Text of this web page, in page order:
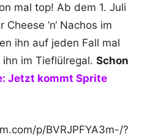
mal top! Ab dem 1. Juli
’n‘ Nachos im
ihn auf jeden Fall mal
im Tieflülregal. Schon
Jetzt kommt Sprite
p/BVRJPFYA3m-/?